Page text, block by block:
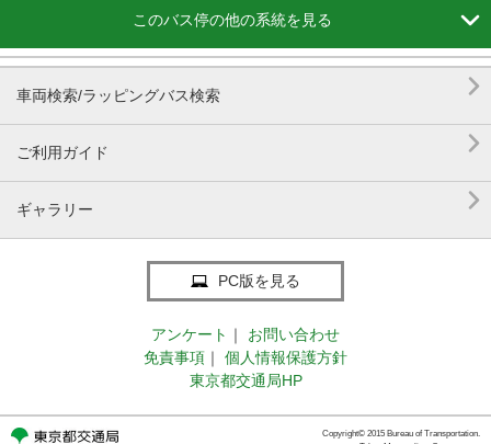
このバス停の他の系統を見る 
車両検索/ラッピングバス検索 
ご利用ガイド 
ギャラリー 
PC版を見る
アンケート ｜
お問い合わせ
免責事項 ｜
個人情報保護方針
東京都交通局HP
Copyright© 2015 Bureau of Transportation.